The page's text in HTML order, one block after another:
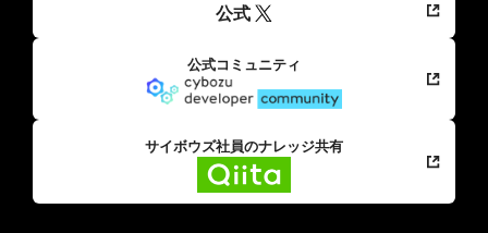
公式
公式コミュニティ
サイボウズ社員のナレッジ共有